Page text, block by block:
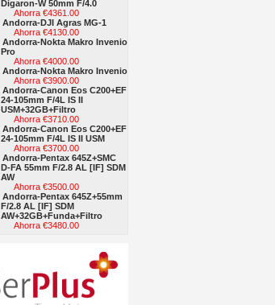
Digaron-W 50mm F/4.0
Ahorra €4361.00
Andorra-DJI Agras MG-1
Ahorra €4130.00
Andorra-Nokta Makro Invenio
Pro
Ahorra €4000.00
Andorra-Nokta Makro Invenio
Ahorra €3900.00
Andorra-Canon Eos C200+EF
24-105mm F/4L IS II
USM+32GB+Filtro
Ahorra €3710.00
Andorra-Canon Eos C200+EF
24-105mm F/4L IS II USM
Ahorra €3700.00
Andorra-Pentax 645Z+SMC
D-FA 55mm F/2.8 AL [IF] SDM
AW
Ahorra €3500.00
Andorra-Pentax 645Z+55mm
F/2.8 AL [IF] SDM
AW+32GB+Funda+Filtro
Ahorra €3480.00